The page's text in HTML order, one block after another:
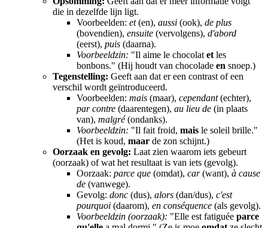
die in dezelfde lijn ligt.
Voorbeelden: et(en), aussi (ook), de plus
(bovendien), ensuite (vervolgens), d'abord
(eerst), puis (daarna).
Voorbeeldzin: "Il aime le chocolat et les
bonbons." (Hij houdt van chocolade en snoep.)
Tegenstelling: Geeft aan dat er een contrast of een
verschil wordt geïntroduceerd.
Voorbeelden: mais (maar), cependant(echter),
par contre (daarentegen), au lieu de (in plaats
van), malgré(ondanks).
Voorbeeldzin: "Il fait froid, mais le soleil brille."
(Het is koud, maar de zon schijnt.)
Oorzaak en gevolg: Laat zien waarom iets gebeurt
(oorzaak) of wat het resultaat is van iets (gevolg).
Oorzaak: parce que (omdat), car(want), à cause
de (vanwege).
Gevolg: donc (dus), alors (dan/dus), c'est
pourquoi (daarom), en conséquence (als gevolg).
Voorbeeldzin (oorzaak): "Elle est fatiguée parce